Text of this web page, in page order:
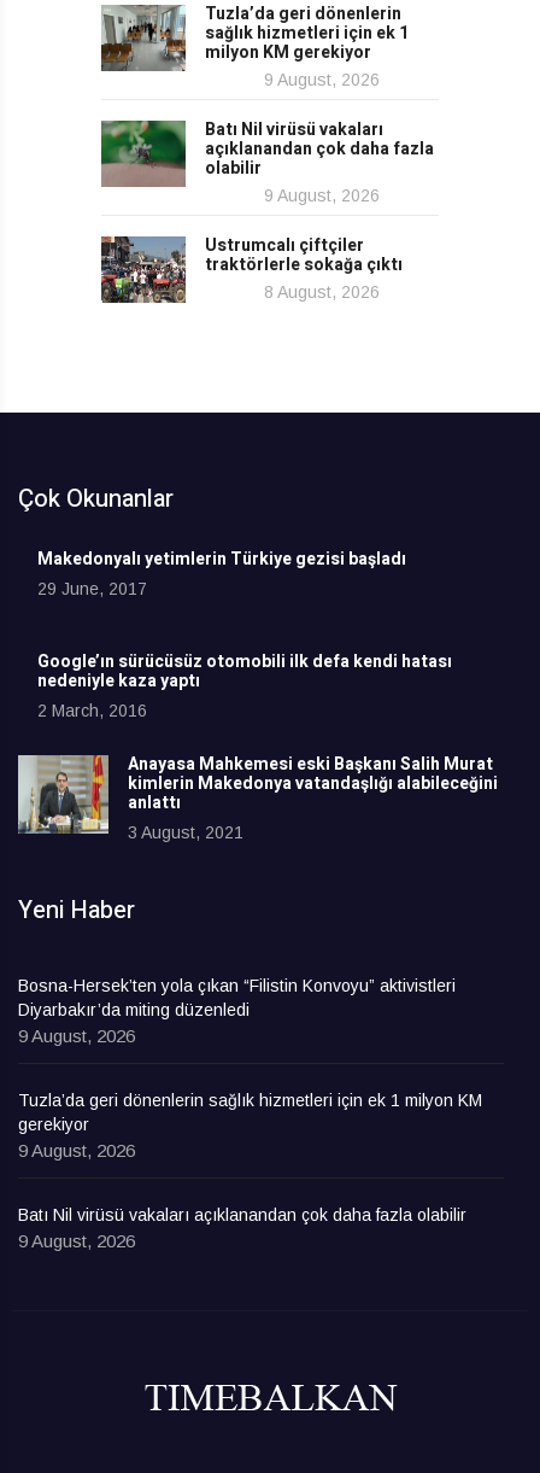
Tuzla’da geri dönenlerin
sağlık hizmetleri için ek 1
milyon KM gerekiyor
9 August, 2026
Batı Nil virüsü vakaları
açıklanandan çok daha fazla
olabilir
9 August, 2026
Ustrumcalı çiftçiler
traktörlerle sokağa çıktı
8 August, 2026
Çok Okunanlar
Makedonyalı yetimlerin Türkiye gezisi başladı
29 June, 2017
Google’ın sürücüsüz otomobili ilk defa kendi hatası
nedeniyle kaza yaptı
2 March, 2016
Anayasa Mahkemesi eski Başkanı Salih Murat
kimlerin Makedonya vatandaşlığı alabileceğini
anlattı
3 August, 2021
Yeni Haber
Bosna-Hersek’ten yola çıkan “Filistin Konvoyu” aktivistleri
Diyarbakır’da miting düzenledi
9 August, 2026
Tuzla’da geri dönenlerin sağlık hizmetleri için ek 1 milyon KM
gerekiyor
9 August, 2026
Batı Nil virüsü vakaları açıklanandan çok daha fazla olabilir
9 August, 2026